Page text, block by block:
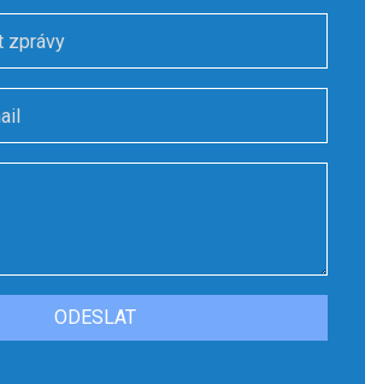
ODESLAT